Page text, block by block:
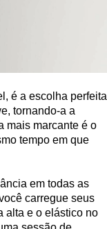
é a escolha perfeita
tornando-a a
mais marcante é o
tempo em que
em todas as
carregue seus
alta e o elástico no